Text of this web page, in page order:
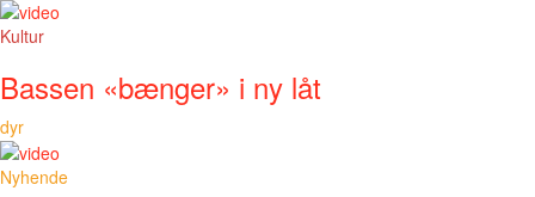
Kultur
Bassen «bænger» i ny låt
dyr
Nyhende